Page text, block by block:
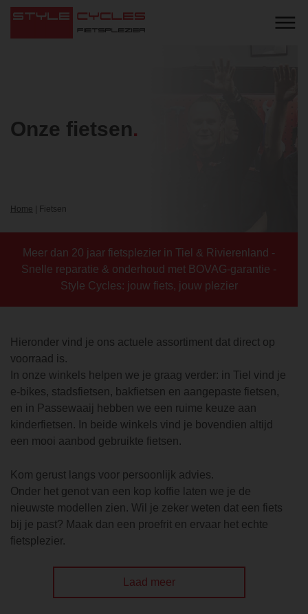
Onze fietsen
Home Fietsen
Meer dan 20 jaar fietsplezier in Tiel & Rivierenland -
Snelle reparatie & onderhoud met BOVAG-garantie -
Style Cycles: jouw fiets, jouw plezier
Hieronder vind je ons actuele assortiment dat direct op
voorraad is.
In onze winkels helpen we je graag verder: in Tiel vind je
e-bikes, stadsfietsen, bakfietsen en aangepaste fietsen,
en in Passewaaij hebben we een ruime keuze aan
kinderfietsen. In beide winkels vind je bovendien altijd
een mooi aanbod gebruikte fietsen.
Kom gerust langs voor persoonlijk advies.
Onder het genot van een kop koffie laten we je de
nieuwste modellen zien. Wil je zeker weten dat een fiets
bij je past? Maak dan een proefrit en ervaar het echte
fietsplezier.
Laad meer